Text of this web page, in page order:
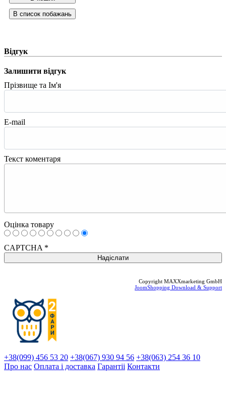
Відгук
Залишити відгук
Прізвище та Ім'я
E-mail
Текст коментаря
Оцінка товару
CAPTCHA *
Copyright MAXXmarketing GmbH
JoomShopping Download & Support
+38(099) 456 53 20 +38(067) 930 94 56 +38(063) 254 36 10
Про нас Оплата і доставка Гарантіi Контакти